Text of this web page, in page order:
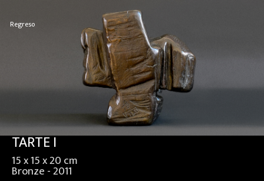
Regreso
TARTE I
15 x 15 x 20 cm
Bronze - 2011